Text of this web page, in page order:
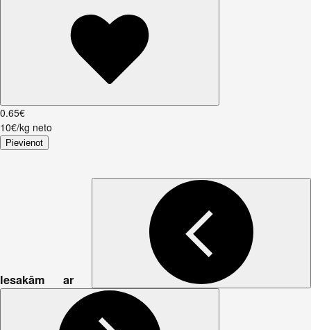
0.65€
10€/kg neto
Pievienot
Iesakām ar